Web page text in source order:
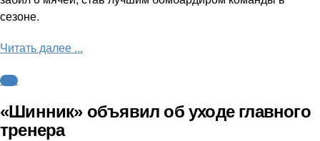
сезоне.
Читать далее ...
ФНЛ
«Шинник» объявил об уходе главного
тренера